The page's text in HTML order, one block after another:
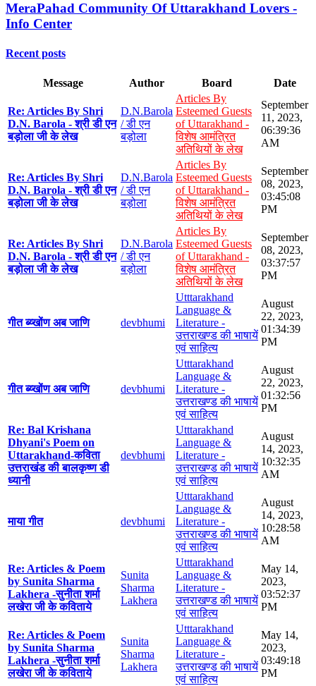
MeraPahad Community Of Uttarakhand Lovers -
Info Center
Recent posts
Message Author Board Date
Re: Articles By Shri
D.N. Barola - श्री डी एन
बड़ोला जी के लेख
D.N.Barola
/ डी एन
बड़ोला
Articles By
Esteemed Guests
of Uttarakhand -
विशेष आमंत्रित
अतिथियों के लेख
September
11, 2023,
06:39:36
AM
Re: Articles By Shri
D.N. Barola - श्री डी एन
बड़ोला जी के लेख
D.N.Barola
/ डी एन
बड़ोला
Articles By
Esteemed Guests
of Uttarakhand -
विशेष आमंत्रित
अतिथियों के लेख
September
08, 2023,
03:45:08
PM
Re: Articles By Shri
D.N. Barola - श्री डी एन
बड़ोला जी के लेख
D.N.Barola
/ डी एन
बड़ोला
Articles By
Esteemed Guests
of Uttarakhand -
विशेष आमंत्रित
अतिथियों के लेख
September
08, 2023,
03:37:57
PM
गीत ब्य्खोंण अब जाणि devbhumi
Utttarakhand
Language &
Literature -
उत्तराखण्ड की भाषायें
एवं साहित्य
August
22, 2023,
01:34:39
PM
गीत ब्य्खोंण अब जाणि devbhumi
Utttarakhand
Language &
Literature -
उत्तराखण्ड की भाषायें
एवं साहित्य
August
22, 2023,
01:32:56
PM
Re: Bal Krishana
Dhyani's Poem on
Uttarakhand-कविता
उत्तराखंड की बालकृष्ण डी
ध्यानी
devbhumi
Utttarakhand
Language &
Literature -
उत्तराखण्ड की भाषायें
एवं साहित्य
August
14, 2023,
10:32:35
AM
माया गीत devbhumi
Utttarakhand
Language &
Literature -
उत्तराखण्ड की भाषायें
एवं साहित्य
August
14, 2023,
10:28:58
AM
Re: Articles & Poem
by Sunita Sharma
Lakhera -सुनीता शर्मा
लखेरा जी के कविताये
Sunita
Sharma
Lakhera
Utttarakhand
Language &
Literature -
उत्तराखण्ड की भाषायें
एवं साहित्य
May 14,
2023,
03:52:37
PM
Re: Articles & Poem
by Sunita Sharma
Lakhera -सुनीता शर्मा
लखेरा जी के कविताये
Sunita
Sharma
Lakhera
Utttarakhand
Language &
Literature -
उत्तराखण्ड की भाषायें
एवं साहित्य
May 14,
2023,
03:49:18
PM